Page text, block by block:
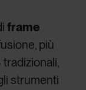
frame
più
strumenti